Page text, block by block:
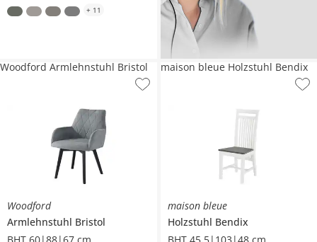
+ 11
Woodford
Armlehnstuhl Bristol
BHT 60|88|67 cm
Woodford Armlehnstuhl Bristol
maison bleue
Holzstuhl Bendix
BHT 45,5|103|48 cm
maison bleue Holzstuhl Bendix